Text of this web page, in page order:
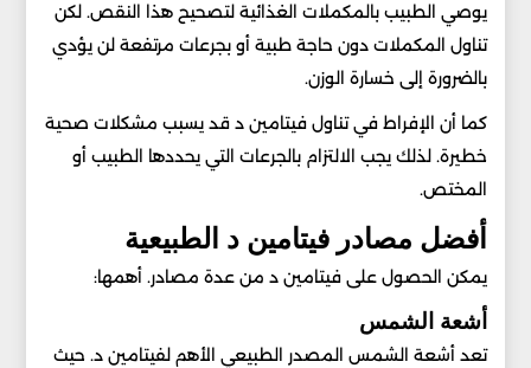
يوصي الطبيب بالمكملات الغذائية لتصحيح هذا النقص. لكن
تناول المكملات دون حاجة طبية أو بجرعات مرتفعة لن يؤدي
بالضرورة إلى خسارة الوزن.
كما أن الإفراط في تناول فيتامين د قد يسبب مشكلات صحية
خطيرة. لذلك يجب الالتزام بالجرعات التي يحددها الطبيب أو
المختص.
أفضل مصادر فيتامين د الطبيعية
يمكن الحصول على فيتامين د من عدة مصادر. أهمها:
أشعة الشمس
تعد أشعة الشمس المصدر الطبيعي الأهم لفيتامين د. حيث